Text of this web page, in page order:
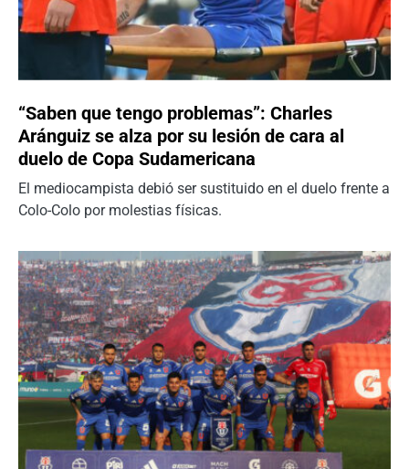
“Saben que tengo problemas”: Charles
Aránguiz se alza por su lesión de cara al
duelo de Copa Sudamericana
El mediocampista debió ser sustituido en el duelo frente a
Colo-Colo por molestias físicas.